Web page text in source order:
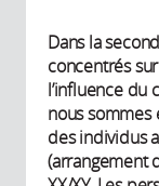
Dans la
concentrés
l’influence du
nous
des individus
(arrangement